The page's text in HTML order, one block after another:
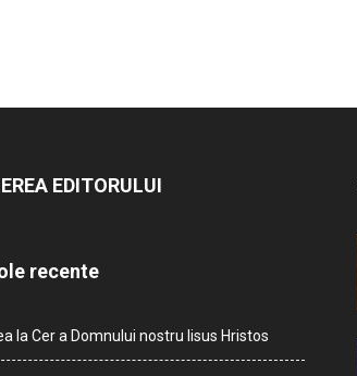
EDITORULUI
recente
la Cer a Domnului nostru Iisus Hristos